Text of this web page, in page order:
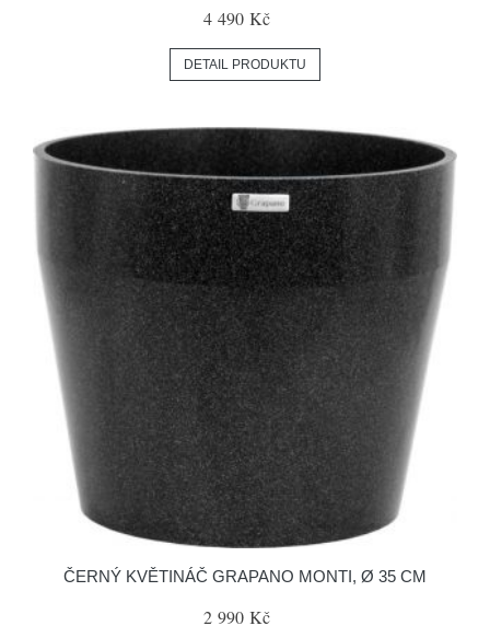
4 490 Kč
DETAIL PRODUKTU
ČERNÝ KVĚTINÁČ GRAPANO MONTI, Ø 35 CM
2 990 Kč